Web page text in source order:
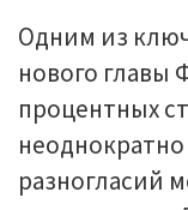
Одним из
нового главы
процентных
разногласий